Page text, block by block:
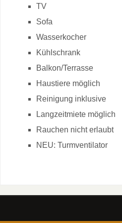
TV
Sofa
Wasserkocher
Kühlschrank
Balkon/Terrasse
Haustiere möglich
Reinigung inklusive
Langzeitmiete möglich
Rauchen nicht erlaubt
NEU: Turmventilator